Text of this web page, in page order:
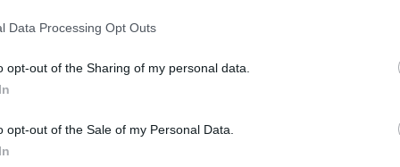
Data Processing Opt Outs
opt-out of the Sharing of my personal data.
opt-out of the Sale of my Personal Data.
concedere al piacere, dato che non
Platone
il piacere, perché da esso chiaramente gli
- benché
tuttavia può trarre diletto da conviti moderati.